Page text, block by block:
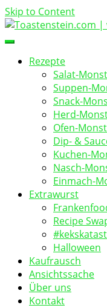
Skip to Content
vegan food blog
Rezepte
Salat-
Suppen-
Snack-
Herd-
Ofen-
Dip- &
Kuchen-
Nasch-
Einmach-
Extrawurst
Recipe
Halloween
Kaufrausch
Ansichtssache
Über uns
Kontakt